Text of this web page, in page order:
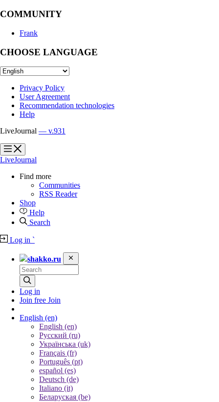
COMMUNITY
Frank
CHOOSE LANGUAGE
Privacy Policy
User Agreement
Recommendation technologies
Help
LiveJournal — v.931
?
?
LiveJournal
Find more
Communities
RSS Reader
Shop
Help
Search
Log in `
shakko.ru
Log in
Join free Join
English (en)
English (en)
Русский (ru)
Українська (uk)
Français (fr)
Português (pt)
español (es)
Deutsch (de)
Italiano (it)
Беларуская (be)